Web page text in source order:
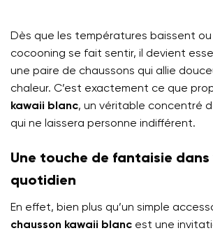
Dès que les températures baissent ou
cocooning se fait sentir, il devient
une paire de chaussons qui allie
chaleur. C’est exactement ce que
kawaii blanc, un véritable concentré
qui ne laissera personne indifférent.
Une touche de fantaisie
quotidien
En effet, bien plus qu’un simple
chausson kawaii blanc est une